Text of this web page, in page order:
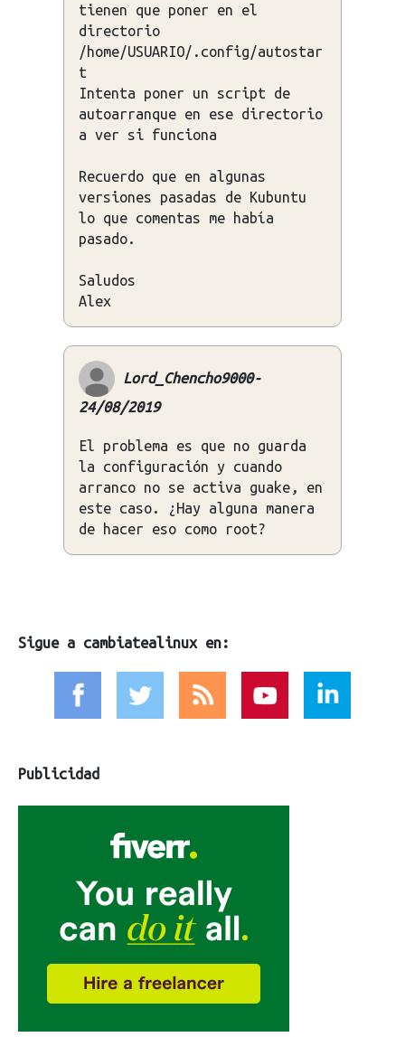
tienen que poner en el
directorio
/home/USUARIO/.config/autostar
t
Intenta poner un script de
autoarranque en ese directorio
a ver si funciona
Recuerdo que en algunas
versiones pasadas de Kubuntu
lo que comentas me había
pasado.
Saludos
Alex
Lord_Chencho9000-
24/08/2019
El problema es que no guarda
la configuración y cuando
arranco no se activa guake, en
este caso. ¿Hay alguna manera
de hacer eso como root?
Sigue a cambiatealinux en:
Publicidad